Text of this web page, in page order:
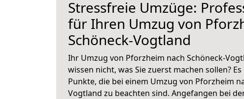
Stressfreie Umzüge:
für Ihren Umzug von
Schöneck-Vogtland
Ihr Umzug von Pforzheim nach Schöneck-
wissen nicht, was Sie zuerst machen sollen?
Punkte, die bei einem Umzug von Pforzheim
Vogtland zu beachten sind. Angefangen bei